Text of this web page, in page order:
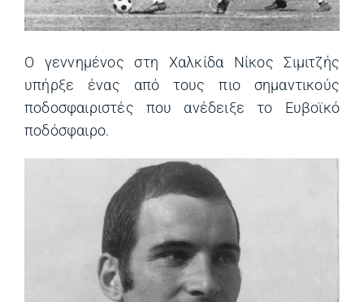
Ο γεννημένος στη Χαλκίδα Νίκος Σιμιτζής
υπήρξε ένας από τους πιο σημαντικούς
ποδοσφαιριστές που ανέδειξε το Ευβοϊκό
ποδόσφαιρο.